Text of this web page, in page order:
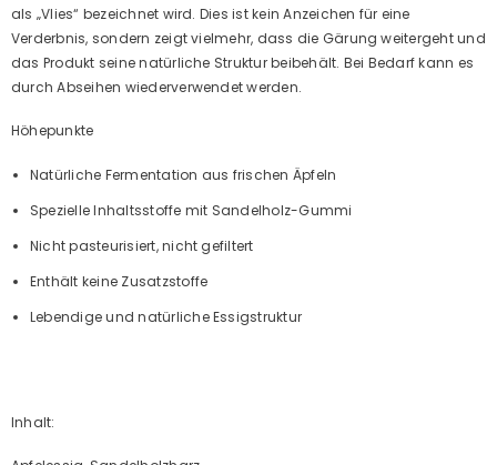
als „Vlies“ bezeichnet wird. Dies ist kein Anzeichen für eine
Verderbnis, sondern zeigt vielmehr, dass die Gärung weitergeht und
das Produkt seine natürliche Struktur beibehält. Bei Bedarf kann es
durch Abseihen wiederverwendet werden.
Höhepunkte
Natürliche Fermentation aus frischen Äpfeln
Spezielle Inhaltsstoffe mit Sandelholz-Gummi
Nicht pasteurisiert, nicht gefiltert
Enthält keine Zusatzstoffe
Lebendige und natürliche Essigstruktur
Inhalt: